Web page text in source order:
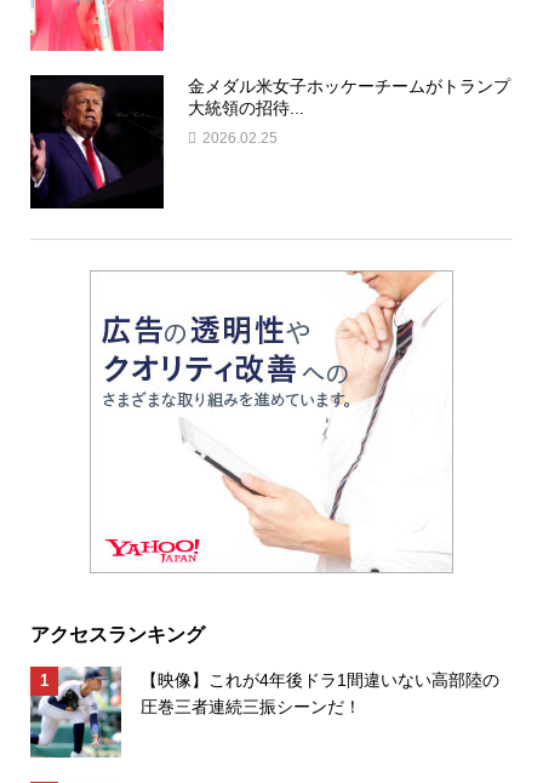
金メダル米女子ホッケーチームがトランプ
大統領の招待...
2026.02.25
アクセスランキング
【映像】これが4年後ドラ1間違いない高部陸の
圧巻三者連続三振シーンだ！